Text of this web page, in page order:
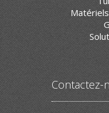
Contactez-